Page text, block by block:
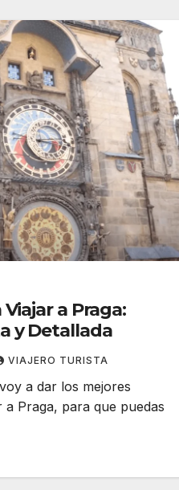
a Praga:
y Detallada
VIAJERO TURISTA
a dar los mejores
a Praga, para que puedas